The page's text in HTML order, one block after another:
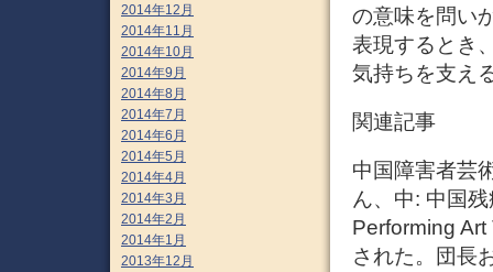
の意味を問い
表現するとき
気持ちを支え
関連記事
中国障害者芸
ん、中: 中国
Performing
された。団長
2014年12月
2014年11月
2014年10月
2014年9月
2014年8月
2014年7月
2014年6月
2014年5月
2014年4月
2014年3月
2014年2月
2014年1月
2013年12月